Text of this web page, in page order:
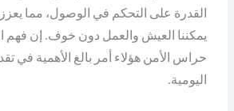
القدرة على التحكم في الوصول، مما
يمكننا العيش والعمل دون خوف. إن فهم
حراس الأمن هؤلاء أمر بالغ الأهمية في
اليومية.